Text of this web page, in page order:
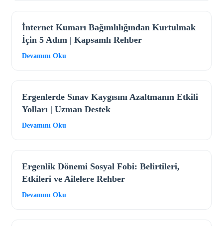
İnternet Kumarı Bağımlılığından Kurtulmak
İçin 5 Adım | Kapsamlı Rehber
Devamını Oku
Ergenlerde Sınav Kaygısını Azaltmanın Etkili
Yolları | Uzman Destek
Devamını Oku
Ergenlik Dönemi Sosyal Fobi: Belirtileri,
Etkileri ve Ailelere Rehber
Devamını Oku